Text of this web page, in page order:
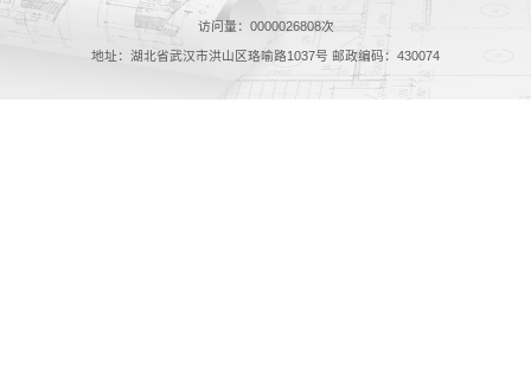
访问量： 0000026808次
地址：湖北省武汉市洪山区珞喻路1037号 邮政编码：430074